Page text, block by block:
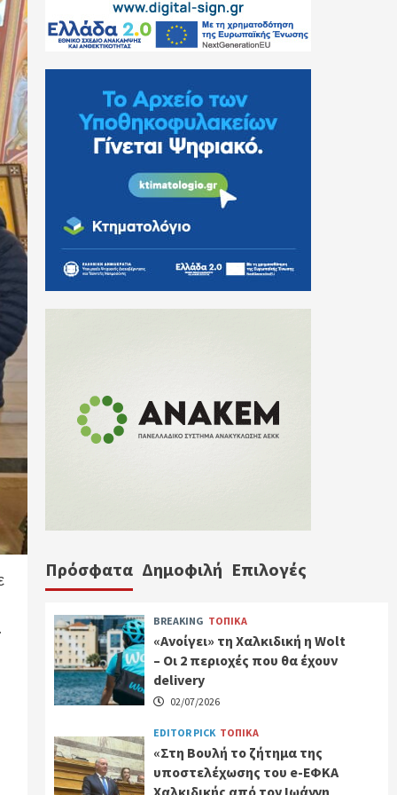
Πρόσφατα Δημοφιλή Επιλογές
BREAKING ΤΟΠΙΚΑ
«Ανοίγει» τη Χαλκιδική η Wolt
– Οι 2 περιοχές που θα έχουν
delivery
02/07/2026
EDITOR PICK ΤΟΠΙΚΑ
«Στη Βουλή το ζήτημα της
υποστελέχωσης του e-ΕΦΚΑ
Χαλκιδικής από τον Ιωάννη